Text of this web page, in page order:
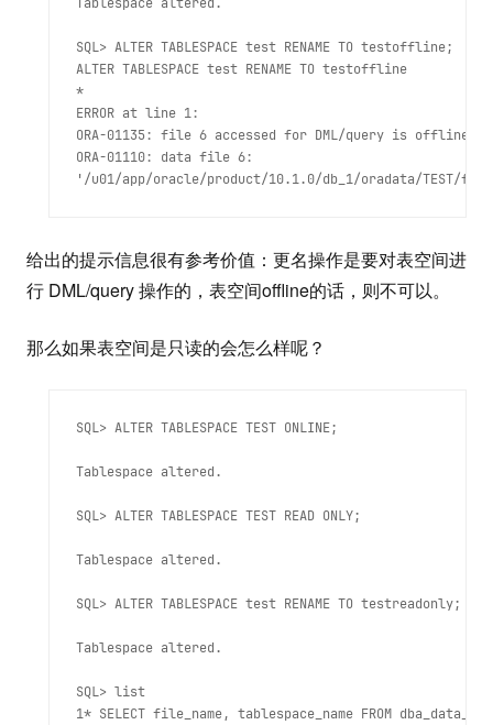
SQL> ALTER TABLESPACE test RENAME TO testoffline;
ALTER TABLESPACE test RENAME TO testoffline
*
ERROR at line 1:
ORA-01135: file 6 accessed for DML/query is offline
ORA-01110: data file 6:
给出的提示信息很有参考价值：更名操作是要对表空间进
行 DML/query 操作的，表空间offline的话，则不可以。
那么如果表空间是只读的会怎么样呢？
SQL> ALTER TABLESPACE TEST ONLINE;
Tablespace altered.
SQL> ALTER TABLESPACE TEST READ ONLY;
Tablespace altered.
SQL> ALTER TABLESPACE test RENAME TO testreadonly;
Tablespace altered.
SQL> list
1* SELECT file_name, tablespace_name FROM